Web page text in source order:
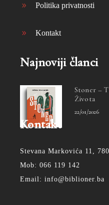
Politika privatnosti
Kontakt
Najnoviji članci
Stoner –
Života
22/01/2026
Kontakt
Stevana Markovića 11,
Mob: 066 119 142
Email: info@biblioner.ba